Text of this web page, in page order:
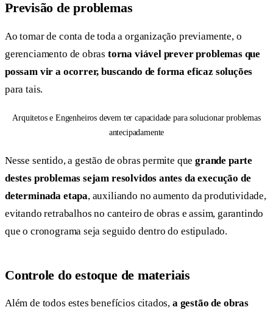
Previsão de problemas
Ao tomar de conta de toda a organização previamente, o
gerenciamento de obras torna viável prever problemas que
possam vir a ocorrer, buscando de forma eficaz soluções
para tais.
Arquitetos e Engenheiros devem ter capacidade para solucionar problemas
antecipadamente
Nesse sentido, a gestão de obras permite quegrande parte
destes problemas sejam resolvidos antes da execução de
determinada etapa, auxiliando no aumento da produtividade,
evitando retrabalhos no canteiro de obras e assim, garantindo
que o cronograma seja seguido dentro do estipulado.
Controle do estoque de materiais
Além de todos estes benefícios citados, a gestão de obras